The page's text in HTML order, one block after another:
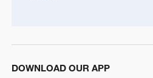
DOWNLOAD OUR APP